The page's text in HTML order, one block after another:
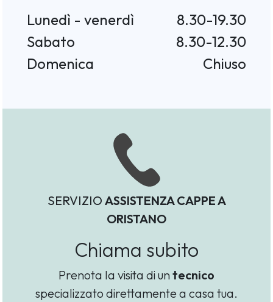
Lunedì - venerdì
8.30-19.30
Sabato
8.30-12.30
Domenica
Chiuso
SERVIZIO ASSISTENZA CAPPE A
ORISTANO
Chiama subito
Prenota la visita di untecnico
specializzato direttamente a casa tua.